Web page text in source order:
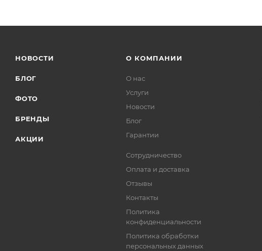
НОВОСТИ
БЛОГ
ФОТО
БРЕНДЫ
АКЦИИ
О КОМПАНИИ
О нас
Услуги
Новости
Блог
Гарантии
Сотрудничество
Оплата и доставка
Отзывы
Контакты
Политика
конфиденциальности
Политика обработки
персональных данных